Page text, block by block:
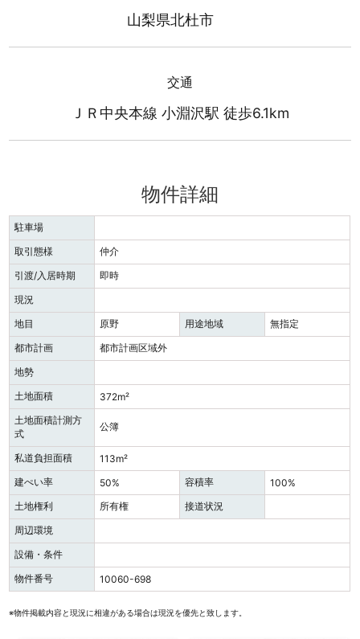
山梨県北杜市
交通
ＪＲ中央本線 小淵沢駅 徒歩6.1km
物件詳細
駐車場
取引態様
仲介
引渡/入居時期
即時
現況
地目
原野 用途地域
無指定
都市計画
都市計画区域外
地勢
土地面積
372m²
土地面積計測方
式
公簿
私道負担面積
113m²
建ぺい率
50% 容積率
100%
土地権利
所有権
接道状況
周辺環境
設備・条件
物件番号
10060-698
※物件掲載内容と現況に相違がある場合は現況を優先と致します。